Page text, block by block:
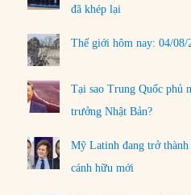
đã khép lại
Thế giới hôm nay: 04/08/
Tại sao Trung Quốc phủ
trưởng Nhật Bản?
Mỹ Latinh đang trở thành
cánh hữu mới